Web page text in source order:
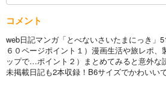
コメント
web日記マンガ「とべないさいたまにっき」
６０ページポイント１）漫画生活や旅レポ
ップで…ポイント２）まとめてみると意外な
未掲載日記も2本収録！B6サイズでかわいい